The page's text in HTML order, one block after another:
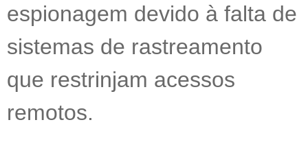
espionagem devido à falta de
sistemas de rastreamento
que restrinjam acessos
remotos.